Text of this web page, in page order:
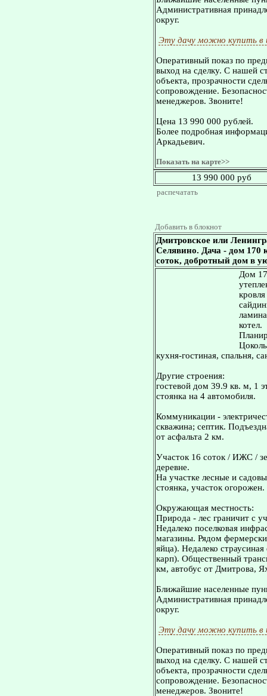
Административная
округ.
Эту дачу можно купить в
Оперативный показ по
выход на сделку. С нашей
объекта, прозрачности
сопровождение.
менеджеров. Звоните!
Цена 13 990 000 рублей.
Более подробная
Аркадьевич.
Показать на карте>>
13 990 000 руб
распечатать
Добавить в блокнот
Дмитровское или
Селявино. Дача - дом 170
соток, добротный дом в
Дом
котел.
кухня-гостиная, спальня,
Другие строения:
гостевой дом 39.9 кв. м, 1
стоянка на 4 автомобиля.
Коммуникации -
скважина; септик.
от асфальта 2 км.
Участок 16 соток / ИЖС /
деревне.
На участке лесные и
стоянка, участок огорожен.
Окружающая местность:
Природа - лес граничит с
Недалеко поселковая
магазины. Рядом
яйца). Недалеко
карп). Общественный
км, автобус от Дмитрова,
Ближайшие населенные
Административная
округ.
Эту дачу можно купить в
Оперативный показ по
выход на сделку. С нашей
объекта, прозрачности
сопровождение.
менеджеров. Звоните!